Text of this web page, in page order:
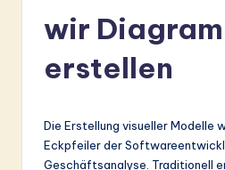
wir
erstellen
Die Erstellung visueller Modelle
Eckpfeiler der
Geschäftsanalyse. Traditionell